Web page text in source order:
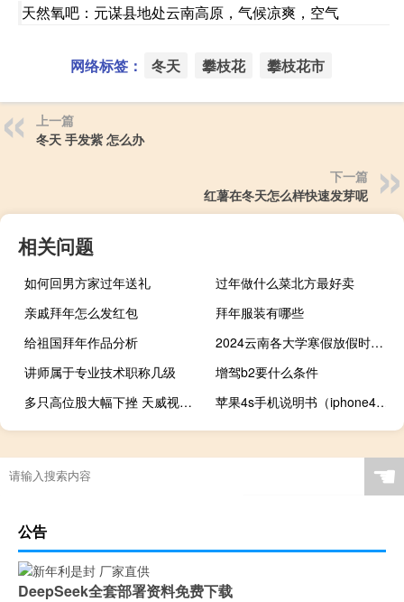
天然氧吧：元谋县地处云南高原，气候凉爽，空气
网络标签： 冬天 攀枝花 攀枝花市
上一篇
冬天 手发紫 怎么办
下一篇
红薯在冬天怎么样快速发芽呢
相关问题
如何回男方家过年送礼
过年做什么菜北方最好卖
亲戚拜年怎么发红包
拜年服装有哪些
给祖国拜年作品分析
2024云南各大学寒假放假时间什么时候
讲师属于专业技术职称几级
增驾b2要什么条件
多只高位股大幅下挫 天威视讯跌停
苹果4s手机说明书（iphone4说明书下载）
☚
公告
DeepSeek全套部署资料免费下载